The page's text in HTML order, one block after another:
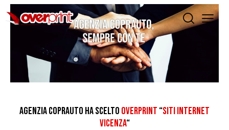
AGENZIA COPRAUTO HA SCELTO OVERPRINT “SITI INTERNET
VICENZA“